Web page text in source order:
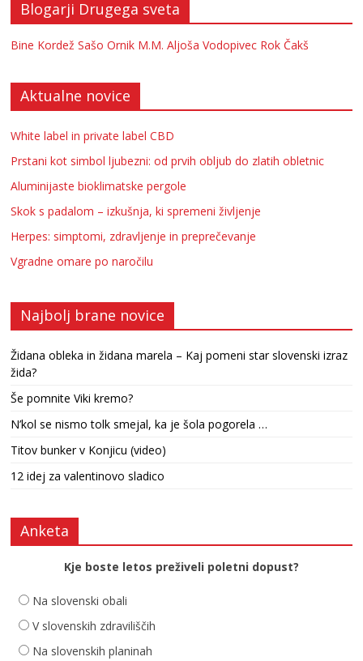
Blogarji Drugega sveta
Bine Kordež Sašo Ornik M.M. Aljoša Vodopivec Rok Čakš
Aktualne novice
White label in private label CBD
Prstani kot simbol ljubezni: od prvih obljub do zlatih obletnic
Aluminijaste bioklimatske pergole
Skok s padalom – izkušnja, ki spremeni življenje
Herpes: simptomi, zdravljenje in preprečevanje
Vgradne omare po naročilu
Najbolj brane novice
Židana obleka in židana marela – Kaj pomeni star slovenski izraz
žida?
Še pomnite Viki kremo?
N’kol se nismo tolk smejal, ka je šola pogorela …
Titov bunker v Konjicu (video)
12 idej za valentinovo sladico
Anketa
Kje boste letos preživeli poletni dopust?
Na slovenski obali
V slovenskih zdraviliščih
Na slovenskih planinah